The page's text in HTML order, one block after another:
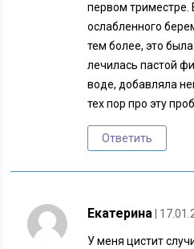
первом
ослабленного
тем более, это была
лечилась пастой
воде, добавляла
тех пор про эту
Ответить
Екатерина |
У меня цистит